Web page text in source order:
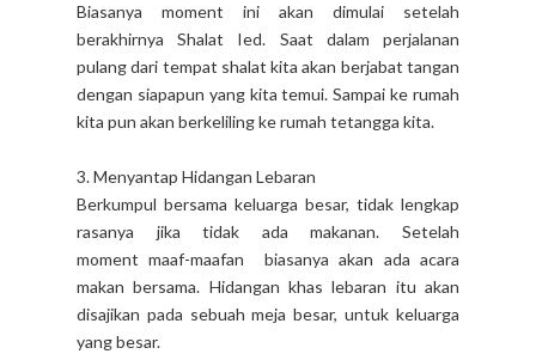
Biasanya moment ini akan dimulai setelah
berakhirnya Shalat Ied. Saat dalam perjalanan
pulang dari tempat shalat kita akan berjabat tangan
dengan siapapun yang kita temui. Sampai ke rumah
kita pun akan berkeliling ke rumah tetangga kita.
3. Menyantap Hidangan Lebaran
Berkumpul bersama keluarga besar, tidak lengkap
rasanya jika tidak ada makanan. Setelah
moment maaf-maafan biasanya akan ada acara
makan bersama. Hidangan khas lebaran itu akan
disajikan pada sebuah meja besar, untuk keluarga
yang besar.